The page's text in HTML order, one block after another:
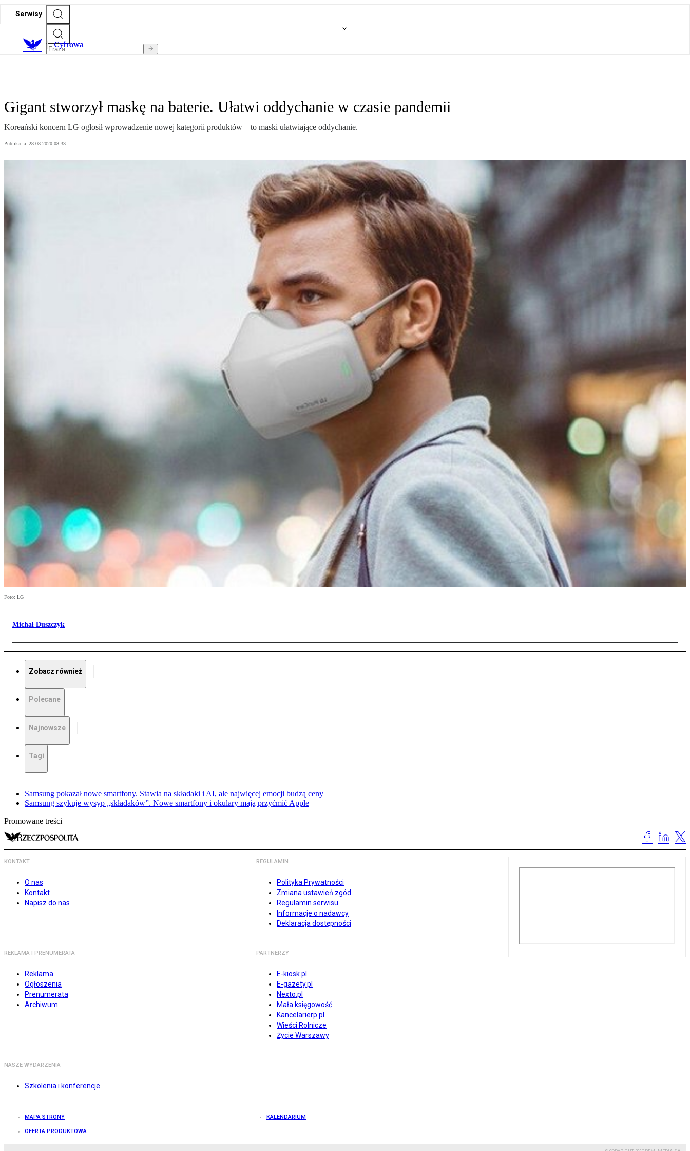
Serwisy
Cyfrowa
Gigant stworzył maskę na baterie. Ułatwi oddychanie w czasie pandemii
Koreański koncern LG ogłosił wprowadzenie nowej kategorii produktów – to maski ułatwiające oddychanie.
Publikacja: 28.08.2020 08:33
Foto: LG
Michał Duszczyk
Zobacz również
Polecane
Najnowsze
Tagi
Samsung pokazał nowe smartfony. Stawia na składaki i AI, ale najwięcej emocji budzą ceny
Samsung szykuje wysyp „składaków”. Nowe smartfony i okulary mają przyćmić Apple
Promowane treści
KONTAKT
O nas
Kontakt
Napisz do nas
REGULAMIN
Polityka Prywatności
Zmiana ustawień zgód
Regulamin serwisu
Informacje o nadawcy
Deklaracja dostępności
REKLAMA I PRENUMERATA
Reklama
Ogłoszenia
Prenumerata
Archiwum
PARTNERZY
E-kiosk.pl
E-gazety.pl
Nexto.pl
Mała księgowość
Kancelarierp.pl
Wieści Rolnicze
Życie Warszawy
NASZE WYDARZENIA
Szkolenia i konferencje
MAPA STRONY KALENDARIUM
OFERTA PRODUKTOWA